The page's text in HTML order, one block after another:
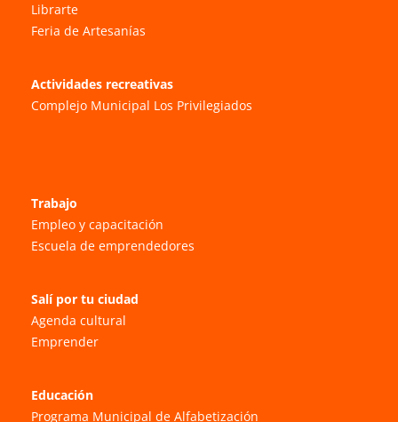
Librarte
Feria de Artesanías
Actividades recreativas
Complejo Municipal Los Privilegiados
Trabajo
Empleo y capacitación
Escuela de emprendedores
Salí por tu ciudad
Agenda cultural
Emprender
Educación
Programa Municipal de Alfabetización